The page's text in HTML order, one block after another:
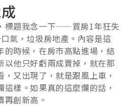
標題我念一下——買房1年狂失
氣，垃圾房地產。內容是這
的時候，在房市高點進場，結
以他只好虧兩成賣掉，就在那
又出現了，就是跟風上車，
樣。如果真的這麼爛的話，
再創新高。